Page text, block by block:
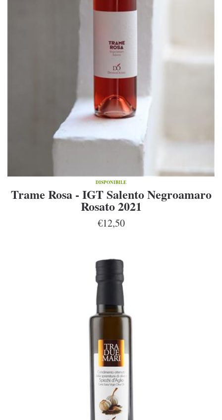
DISPONIBILE
Trame Rosa - IGT Salento Negroamaro
Rosato 2021
€12,50